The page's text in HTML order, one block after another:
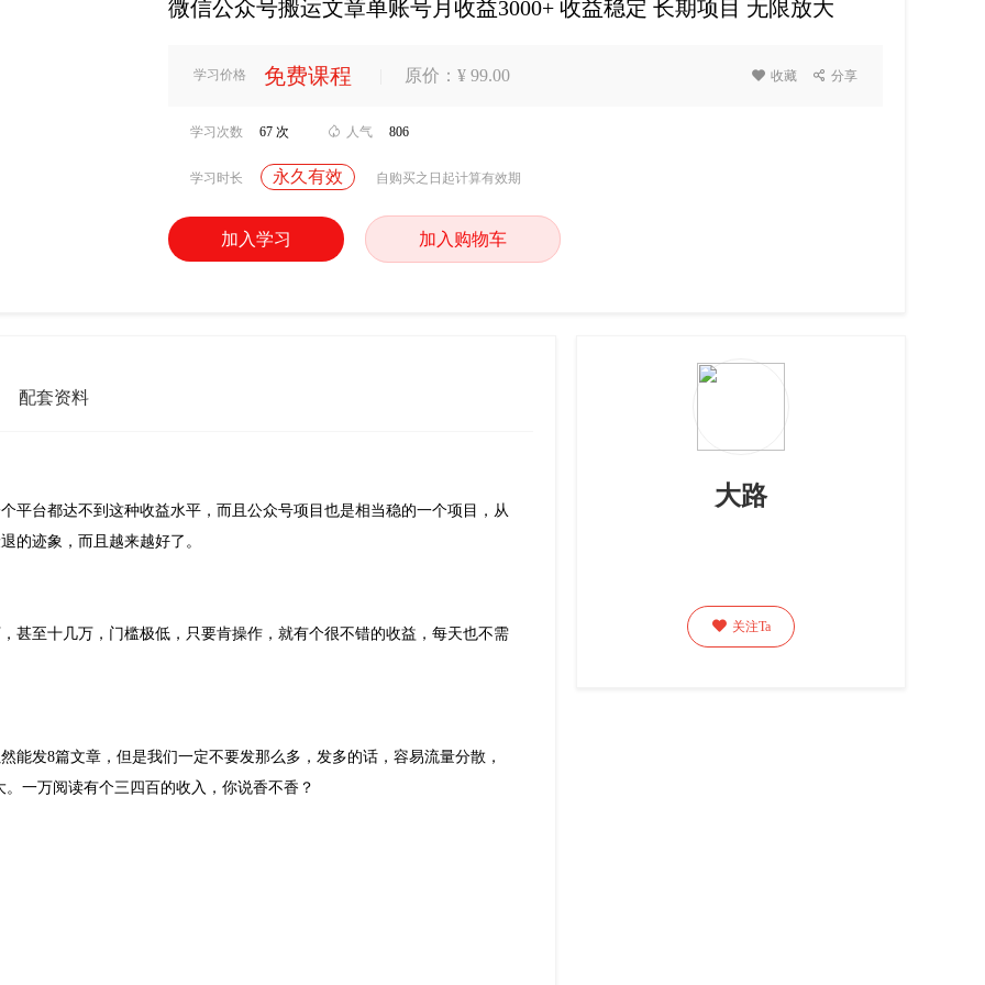
微信公众号搬运文章单账号月收益3000+ 收益稳定 长期项目 无限放大
学习价格 免费课程 原价：¥ 99.00  收藏  分享
学习次数 67 次  人气 806
学习时长 永久有效 自购买之日起计算有效期
加入学习 加入购物车
配套资料
平台都达不到这种收益水平，而且公众号项目也是相当稳的一个项目，从
的迹象，而且越来越好了。
甚至十几万，门槛极低，只要肯操作，就有个很不错的收益，每天也不需
能发8篇文章，但是我们一定不要发那么多，发多的话，容易流量分散，
一万阅读有个三四百的收入，你说香不香？
大路
 关注Ta